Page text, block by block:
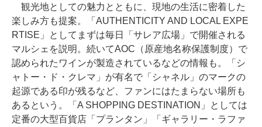
観光地としての魅力とともに、現地の生活に密着した
楽しみ方も提案。「AUTHENTICITY AND LOCAL EXPE
RTISE」としてまずは毎日「サレア広場」で開催される
マルシェを説明。続いてAOC（原産地名称保護制度）で
認められたワインが製造されているなどの情報も。「シ
ャトー・ド・クレマ」が有名で「シャネル」のマークの
起源である印が残るなど、ファンにはたまらない場所も
あるという。「A SHOPPING DESTINATION」としては
定番の大型百貨店「プランタン」「ギャラリー・ラファ